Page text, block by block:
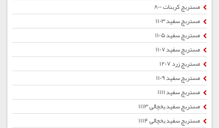
مستربچ کربنات 800
مستربچ سفید 1103
مستربچ سفید 1105
مستربچ سفید 1107
مستربچ زرد 1207
مستربچ سفید 1109
مستربچ سفید 1111
مستربچ سفید یخچالی 1113
مستربچ سفید یخچالی 1114